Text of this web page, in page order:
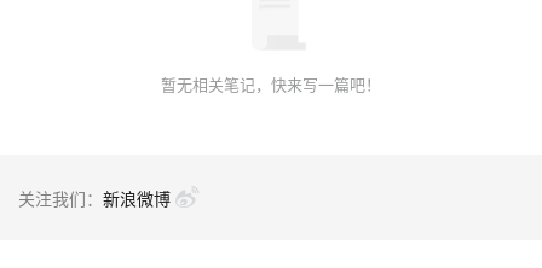
暂无相关笔记，快来写一篇吧！
关注我们： 新浪微博